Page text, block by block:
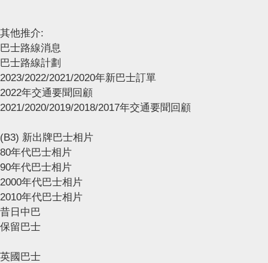
其他推介:
巴士路線消息
巴士路線計劃
2023/2022/2021/2020年新巴士訂單
2022年交通要聞回顧
2021/2020/2019/2018/2017年交通要聞回顧
(B3) 新出牌巴士相片
80年代巴士相片
90年代巴士相片
2000年代巴士相片
2010年代巴士相片
昔日中巴
保留巴士
英國巴士